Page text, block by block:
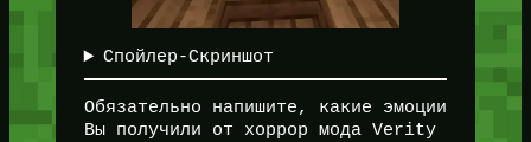
Спойлер-Скриншот
Обязательно напишите, какие эмоции
Вы получили от хоррор мода Verity